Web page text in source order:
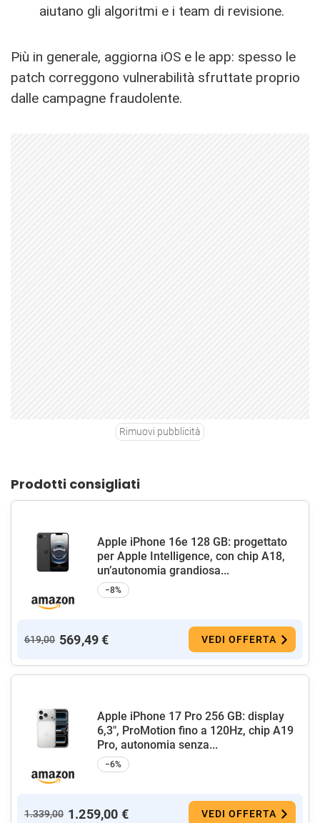
aiutano gli algoritmi e i team di revisione.
Più in generale, aggiorna iOS e le app: spesso le
patch correggono vulnerabilità sfruttate proprio
dalle campagne fraudolente.
Rimuovi pubblicità
Prodotti consigliati
Apple iPhone 16e 128 GB: progettato
per Apple Intelligence, con chip A18,
un’autonomia grandiosa...
−8%
619,00 569,49 € VEDI OFFERTA
Apple iPhone 17 Pro 256 GB: display
6,3", ProMotion fino a 120Hz, chip A19
Pro, autonomia senza...
−6%
1.339,00 1.259,00 € VEDI OFFERTA